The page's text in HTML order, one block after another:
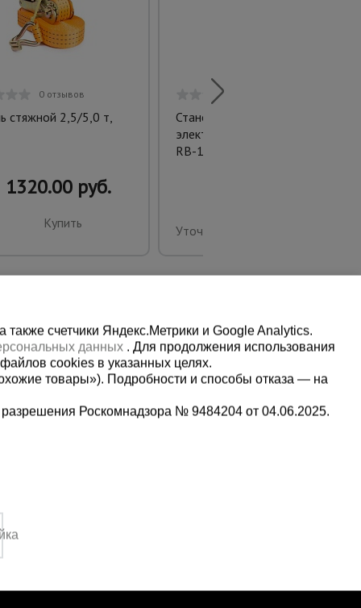
0 отзывов
стяжной 2,5/5,0 т,
1320.00 руб.
Купить
Станок для гибки арматуры
электрический мобильный
RB-16
Уточнить цену
Мы в социальных сетях:
счетчики Яндекс.Метрики и Google Analytics.
данных . Для продолжения использования
cookies в указанных целях.
товары»). Подробности и способы отказа — на
Роскомнадзора № 9484204 от 04.06.2025.